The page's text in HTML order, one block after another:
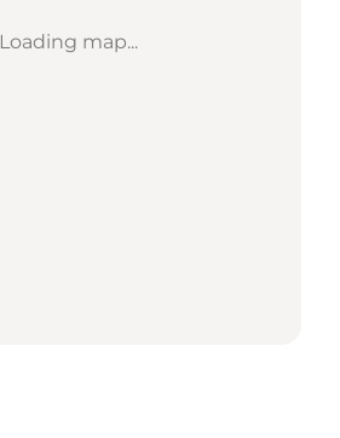
Loading map...